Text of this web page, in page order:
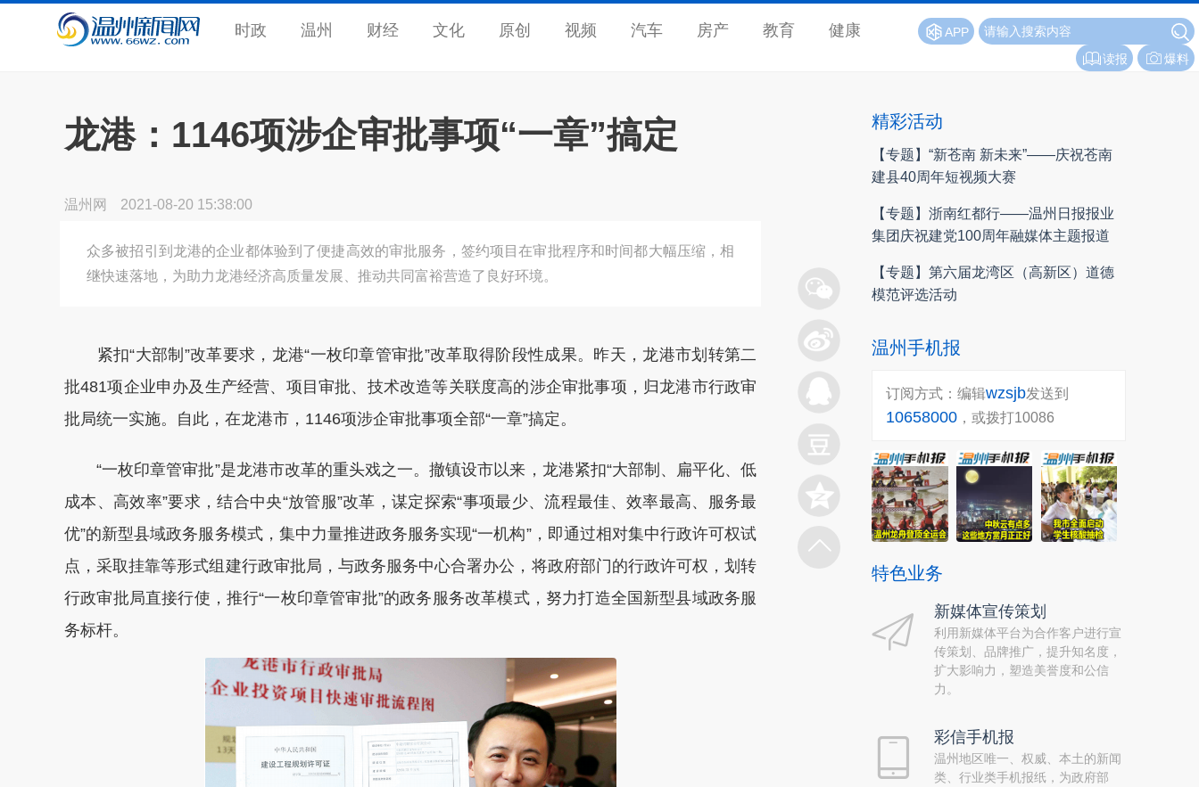
时政 温州 财经 文化 原创 视频 汽车 房产 教育 健康
APP
爆料
读报
龙港：1146项涉企审批事项“一章”搞定
温州网 2021-08-20 15:38:00
众多被招引到龙港的企业都体验到了便捷高效的审批服务，签约项目在审批程序和时间都大幅压缩，相
继快速落地，为助力龙港经济高质量发展、推动共同富裕营造了良好环境。
紧扣“大部制”改革要求，龙港“一枚印章管审批”改革取得阶段性成果。昨天，龙港市划转第二
批481项企业申办及生产经营、项目审批、技术改造等关联度高的涉企审批事项，归龙港市行政审
批局统一实施。自此，在龙港市，1146项涉企审批事项全部“一章”搞定。
“一枚印章管审批”是龙港市改革的重头戏之一。撤镇设市以来，龙港紧扣“大部制、扁平化、低
成本、高效率”要求，结合中央“放管服”改革，谋定探索“事项最少、流程最佳、效率最高、服务最
优”的新型县域政务服务模式，集中力量推进政务服务实现“一机构”，即通过相对集中行政许可权试
点，采取挂靠等形式组建行政审批局，与政务服务中心合署办公，将政府部门的行政许可权，划转
行政审批局直接行使，推行“一枚印章管审批”的政务服务改革模式，努力打造全国新型县域政务服
务标杆。
精彩活动
【专题】“新苍南 新未来”——庆祝苍南
建县40周年短视频大赛
【专题】浙南红都行——温州日报报业
集团庆祝建党100周年融媒体主题报道
【专题】第六届龙湾区（高新区）道德
模范评选活动
温州手机报
订阅方式：编辑wzsjb发送到
10658000 ，或拨打10086
特色业务
新媒体宣传策划
利用新媒体平台为合作客户进行宣
传策划、品牌推广，提升知名度，
扩大影响力，塑造美誉度和公信
力。
彩信手机报
温州地区唯一、权威、本土的新闻
类、行业类手机报纸，为政府部